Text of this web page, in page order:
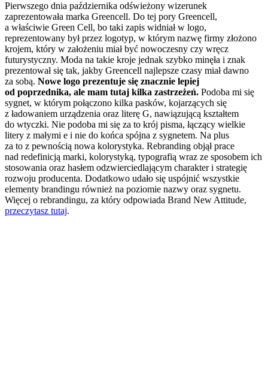
Pierwszego dnia października odświeżony wizerunek
zaprezentowała marka Greencell. Do tej pory Greencell,
a właściwie Green Cell, bo taki zapis widniał w logo,
reprezentowany był przez logotyp, w którym nazwę firmy złożono
krojem, który w założeniu miał być nowoczesny czy wręcz
futurystyczny. Moda na takie kroje jednak szybko minęła i znak
prezentował się tak, jakby Greencell najlepsze czasy miał dawno
za sobą. Nowe logo prezentuje się znacznie lepiej
od poprzednika, ale mam tutaj kilka zastrzeżeń. Podoba mi się
sygnet, w którym połączono kilka pasków, kojarzących się
z ładowaniem urządzenia oraz literę G, nawiązującą kształtem
do wtyczki. Nie podoba mi się za to krój pisma, łączący wielkie
litery z małymi e i nie do końca spójna z sygnetem. Na plus
za to z pewnością nowa kolorystyka. Rebranding objął prace
nad redefinicją marki, kolorystyką, typografią wraz ze sposobem ich
stosowania oraz hasłem odzwierciedlającym charakter i strategię
rozwoju producenta. Dodatkowo udało się uspójnić wszystkie
elementy brandingu również na poziomie nazwy oraz sygnetu.
Więcej o rebrandingu, za który odpowiada Brand New Attitude,
przeczytasz tutaj.